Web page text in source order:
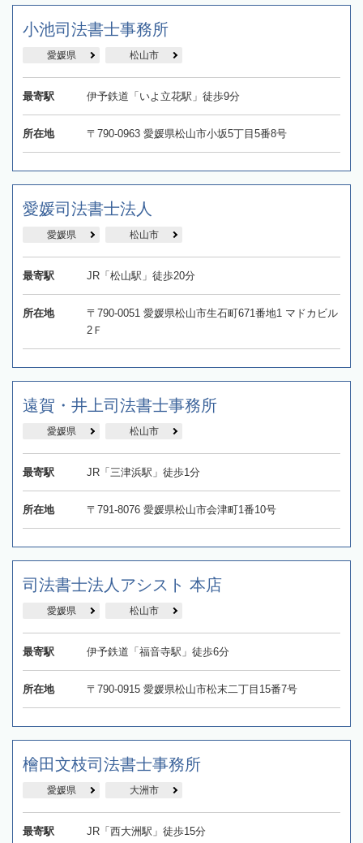
小池司法書士事務所
愛媛県 松山市
最寄駅 伊予鉄道「いよ立花駅」徒歩9分
所在地 〒790-0963 愛媛県松山市小坂5丁目5番8号
愛媛司法書士法人
愛媛県 松山市
最寄駅 JR「松山駅」徒歩20分
所在地
〒790-0051 愛媛県松山市生石町671番地1 マドカビル
2Ｆ
遠賀・井上司法書士事務所
愛媛県 松山市
最寄駅 JR「三津浜駅」徒歩1分
所在地 〒791-8076 愛媛県松山市会津町1番10号
司法書士法人アシスト 本店
愛媛県 松山市
最寄駅 伊予鉄道「福音寺駅」徒歩6分
所在地 〒790-0915 愛媛県松山市松末二丁目15番7号
檜田文枝司法書士事務所
愛媛県 大洲市
最寄駅 JR「西大洲駅」徒歩15分